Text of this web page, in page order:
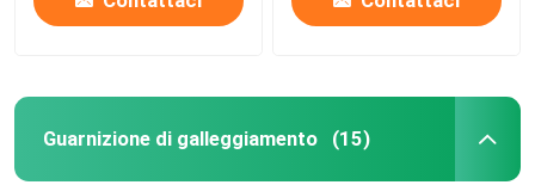
Guarnizione di galleggiamento (15)